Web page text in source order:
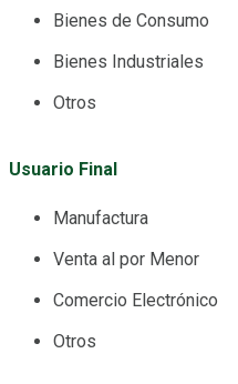
Bienes de Consumo
Bienes Industriales
Otros
Usuario Final
Manufactura
Venta al por Menor
Comercio Electrónico
Otros